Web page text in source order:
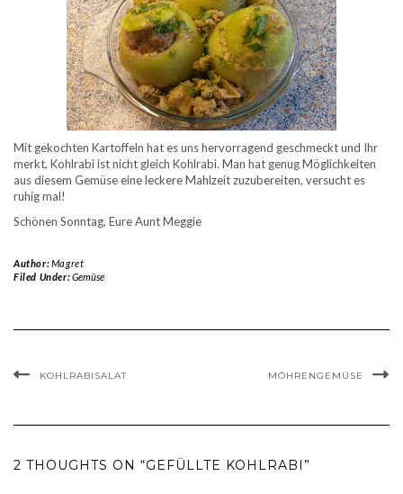
Mit gekochten Kartoffeln hat es uns hervorragend geschmeckt und Ihr
merkt, Kohlrabi ist nicht gleich Kohlrabi. Man hat genug Möglichkeiten
aus diesem Gemüse eine leckere Mahlzeit zuzubereiten, versucht es
ruhig mal!
Schönen Sonntag, Eure Aunt Meggie
Author:Magret
Filed Under:Gemüse
KOHLRABISALAT MÖHRENGEMÜSE
2 THOUGHTS ON “GEFÜLLTE KOHLRABI”